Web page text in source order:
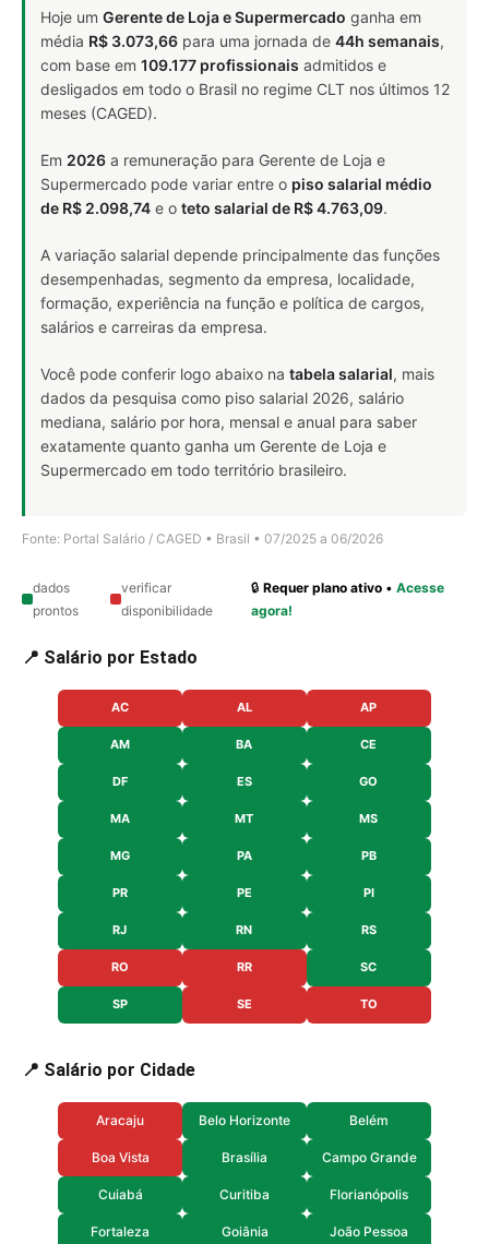
Hoje um Gerente de Loja e Supermercado ganha em
média R$ 3.073,66 para uma jornada de 44h semanais,
com base em 109.177 profissionais admitidos e
desligados em todo o Brasil no regime CLT nos últimos 12
meses (CAGED).
Em 2026 a remuneração para Gerente de Loja e
Supermercado pode variar entre o piso salarial médio
de R$ 2.098,74 e o teto salarial de R$ 4.763,09.
A variação salarial depende principalmente das funções
desempenhadas, segmento da empresa, localidade,
formação, experiência na função e política de cargos,
salários e carreiras da empresa.
Você pode conferir logo abaixo na tabela salarial, mais
dados da pesquisa como piso salarial 2026, salário
mediana, salário por hora, mensal e anual para saber
exatamente quanto ganha um Gerente de Loja e
Supermercado em todo território brasileiro.
Fonte: Portal Salário / CAGED • Brasil • 07/2025 a 06/2026
dados
prontos
verificar
disponibilidade
🔒Requer plano ativo •Acesse
agora!
📍 Salário por Estado
AC AL AP
AM BA CE
DF ES GO
MA MT MS
MG PA PB
PR PE PI
RJ RN RS
RO RR SC
SP SE TO
📍 Salário por Cidade
Aracaju Belo Horizonte Belém
Boa Vista Brasília Campo Grande
Cuiabá Curitiba Florianópolis
Fortaleza Goiânia João Pessoa